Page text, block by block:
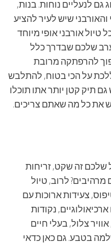
לנעליים נוחות. בנות,
שיש לעיר להציע
אורבני אופי מיוחד
שלכם שבדרך כלל
להרפתקה מרובת
על הכי בטוח, להתלבש
תיק קטן יותר אתו תוכלו
את כל מה שאתם צריכים.
זה שקט, זריחות
מרהיבים? לרוב, טיול
צעידות ארוכות עם
נקודות
צלול, בעלי חיים
בטבע. גם כאן כדאי